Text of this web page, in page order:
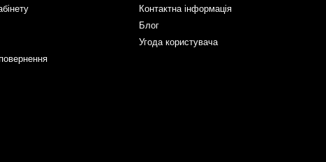
Контактна інформація
Блог
Угода користувача